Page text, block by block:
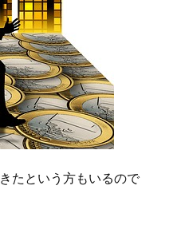
たという方もいるので